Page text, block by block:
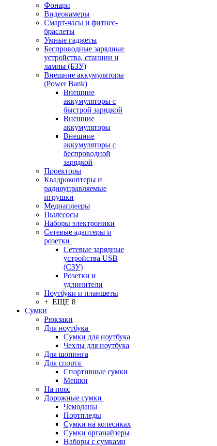
Фонари
Видеокамеры
Смарт-часы и фитнес-
браслеты
Умные гаджеты
Беспроводные зарядные
устройства, станции и
лампы (БЗУ)
Внешние аккумуляторы
(Power Bank)
Внешние
аккумуляторы с
быстрой зарядкой
Внешние
аккумуляторы
Внешние
аккумуляторы с
беспроводной
зарядкой
Проекторы
Квадрокоптеры и
радиоуправляемые
игрушки
Медиаплееры
Пылесосы
Наборы электроники
Сетевые адаптеры и
розетки
Сетевые зарядные
устройства USB
(СЗУ)
Розетки и
удлинители
Ноутбуки и планшеты
+ ЕЩЕ 8
Сумки
Рюкзаки
Для ноутбука
Сумки для ноутбука
Чехлы для ноутбука
Для шопинга
Для спорта
Спортивные сумки
Мешки
На пояс
Дорожные сумки
Чемоданы
Портпледы
Сумки на колесиках
Сумки органайзеры
Наборы с сумками